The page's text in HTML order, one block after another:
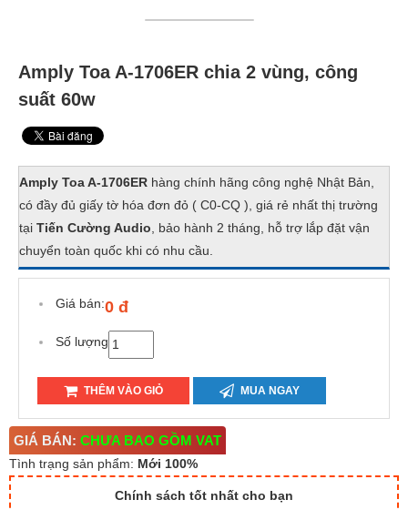
Amply Toa A-1706ER chia 2 vùng, công
suất 60w
Amply Toa A-1706ER hàng chính hãng công nghệ Nhật Bản,
có đầy đủ giấy tờ hóa đơn đỏ ( C0-CQ ), giá rẻ nhất thị trường
tại Tiến Cường Audio , bảo hành 2 tháng, hỗ trợ lắp đặt vận
chuyển toàn quốc khi có nhu cầu.
Giá bán:0 đ
Số lượng
THÊM VÀO GIỎ MUA NGAY
GIÁ BÁN: CHƯA BAO GỒM VAT
Tình trạng sản phẩm: Mới 100%
Chính sách tốt nhất cho bạn